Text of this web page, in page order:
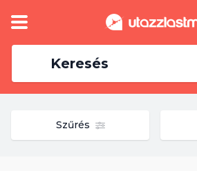
Keresés
Szűrés